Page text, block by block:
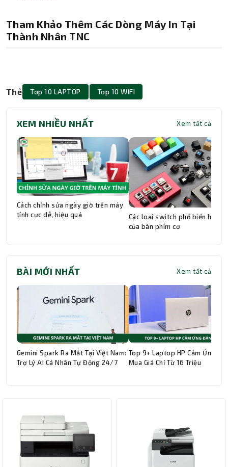
Tham Khảo Thêm Các Dòng Máy In Tại
Thành Nhân TNC
Thẻ Top 10 LAPTOP Top 10 WIFI
XEM NHIỀU NHẤT Xem tất cả
Cách chỉnh sửa ngày giờ trên máy
tính cực dễ, hiệu quả
Các loại switch phổ biến hiện
của bàn phím cơ
BÀI MỚI NHẤT Xem tất cả
Gemini Spark Ra Mắt Tại Việt Nam:
Trợ Lý AI Cá Nhân Tự Động 24/7
Top 9+ Laptop HP Cảm Ứng
Mua Giá Chỉ Từ 16 Triệu